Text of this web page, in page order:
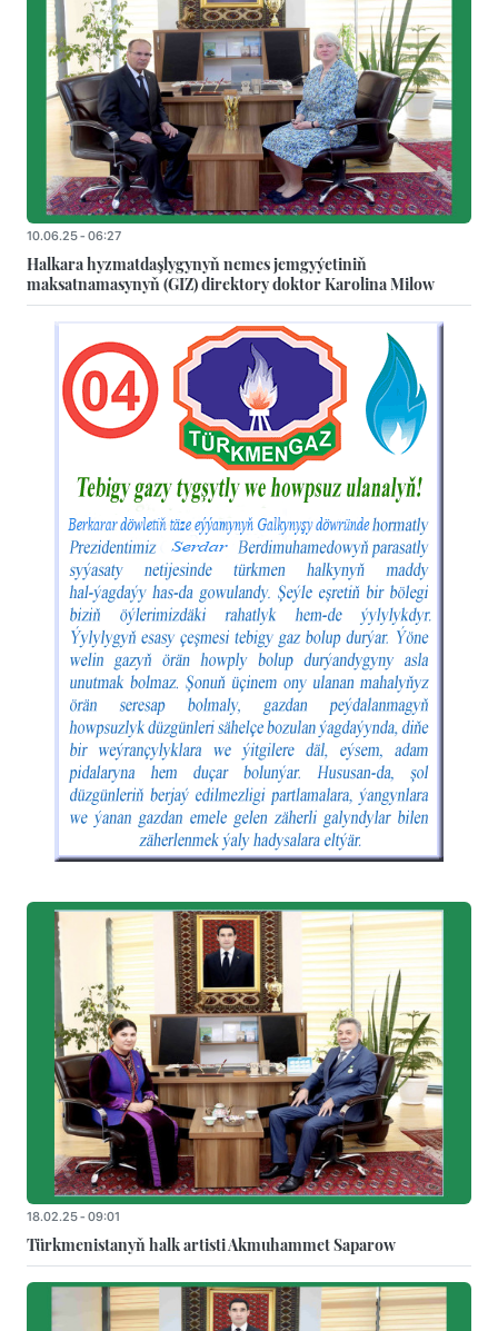
10.06.25 - 06:27
Halkara hyzmatdaşlygynyň nemes jemgyýetiniň
maksatnamasynyň (GIZ) direktory doktor Karolina Milow
18.02.25 - 09:01
Türkmenistanyň halk artisti Akmuhammet Saparow